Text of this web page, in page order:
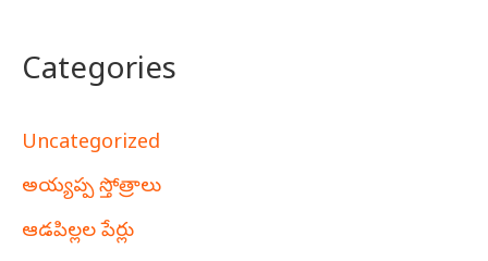
Categories
Uncategorized
అయ్యప్ప స్తోత్రాలు
ఆడపిల్లల పేర్లు